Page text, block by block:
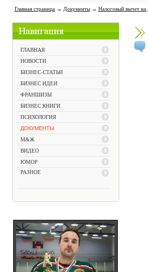
Главная страница→ Документы→ Налоговый вычет на
ГЛАВНАЯ
НОВОСТИ
БИЗНЕС-СТАТЬИ
БИЗНЕС ИДЕИ
ФРАНШИЗЫ
БИЗНЕС КНИГИ
ПСИХОЛОГИЯ
ДОКУМЕНТЫ
М&Ж
ВИДЕО
ЮМОР
РАЗНОЕ